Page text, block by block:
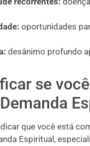
oportunidades
desânimo profundo
se
que você está
Espiritual,